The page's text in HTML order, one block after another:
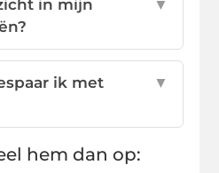
in mijn
▼
ik met
▼
hem dan op: